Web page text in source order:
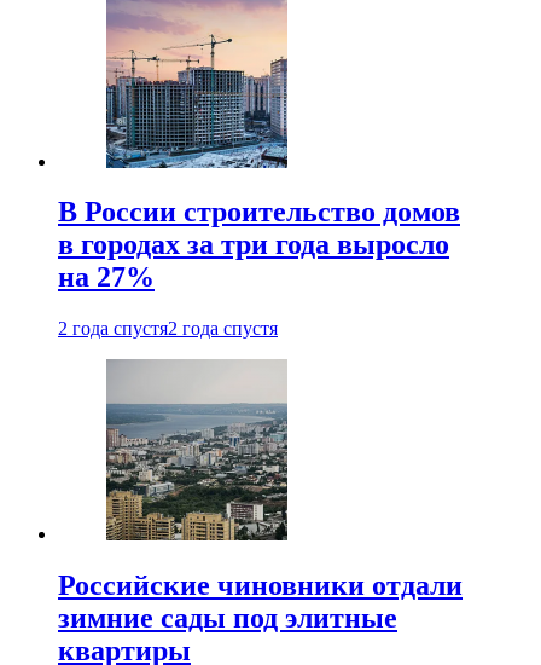
В России строительство домов
в городах за три года выросло
на 27%
2 года спустя2 года спустя
Российские чиновники отдали
зимние сады под элитные
квартиры